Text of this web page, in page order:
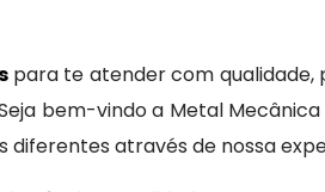
para te atender com qualidade,
bem-vindo a Metal
diferentes através de nossa